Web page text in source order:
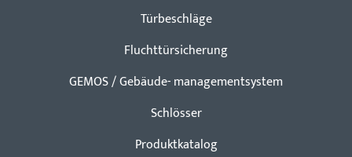
Türbeschläge
Fluchttürsicherung
GEMOS / Gebäude- managementsystem
Schlösser
Produktkatalog